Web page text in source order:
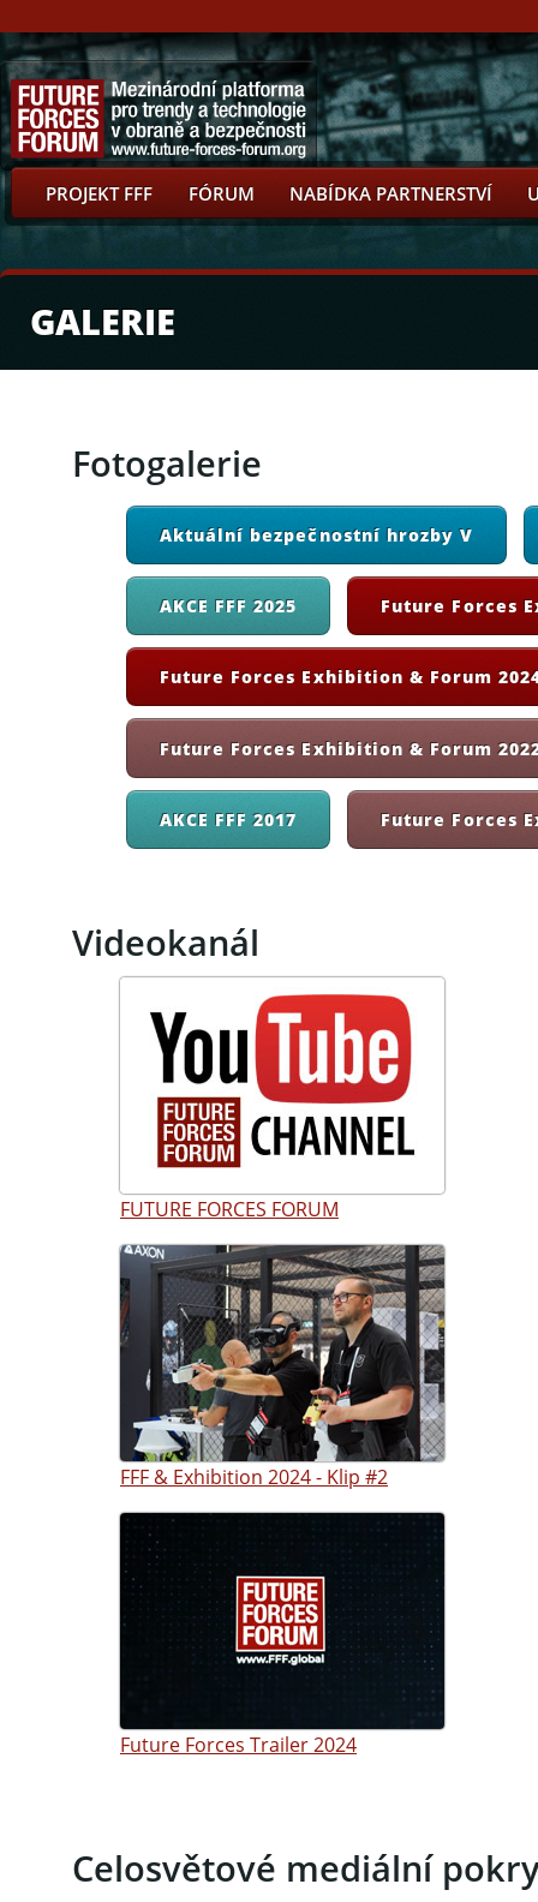
PROJEKT FFF FÓRUM NABÍDKA PARTNERSTVÍ
GALERIE
Fotogalerie
Aktuální bezpečnostní hrozby V
AKCE FFF 2025 Future Forces
Future Forces Exhibition & Forum
Future Forces Exhibition & Forum
AKCE FFF 2017 Future Forces
Videokanál
FUTURE FORCES FORUM
FFF & Exhibition 2024 - Klip #2
Future Forces Trailer 2024
Celosvětové mediální